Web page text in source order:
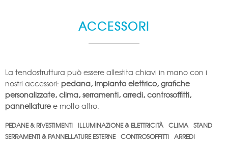
ACCESSORI
La tendostruttura può essere allestita chiavi in mano con i
nostri accessori: pedana, impianto elettrico, grafiche
personalizzate, clima, serramenti, arredi, controsoffitti,
pannellature e molto altro.
PEDANE & RIVESTIMENTI ILLUMINAZIONE & ELETTRICITÀ CLIMA STAND
SERRAMENTI & PANNELLATURE ESTERNE CONTROSOFFITTI ARREDI